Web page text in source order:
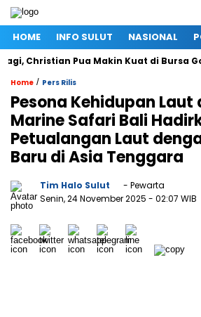
HOME INFO SULUT NASIONAL
Christian Pua Makin Kuat di Bursa
Home / Pers Rilis
Pesona Kehidupan Laut
Marine Safari Bali
Petualangan Laut
Baru di Asia Tenggara
Tim Halo Sulut
- Pewarta
Senin, 24 November 2025 - 02:07 WIB